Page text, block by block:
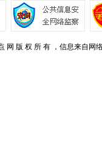
网 版 权 所 有 ，信息来自网